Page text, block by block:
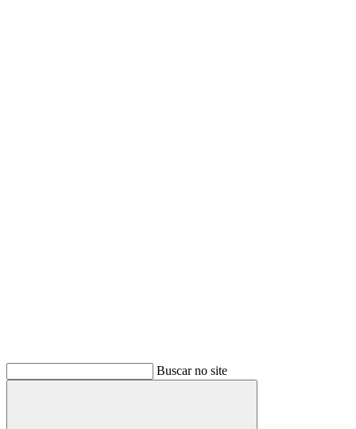
Buscar no site